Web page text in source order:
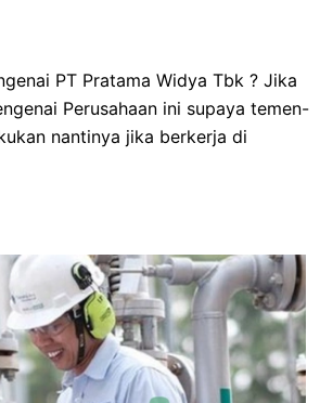
PT Pratama Widya Tbk ? Jika
Perusahaan ini supaya temen-
nantinya jika berkerja di